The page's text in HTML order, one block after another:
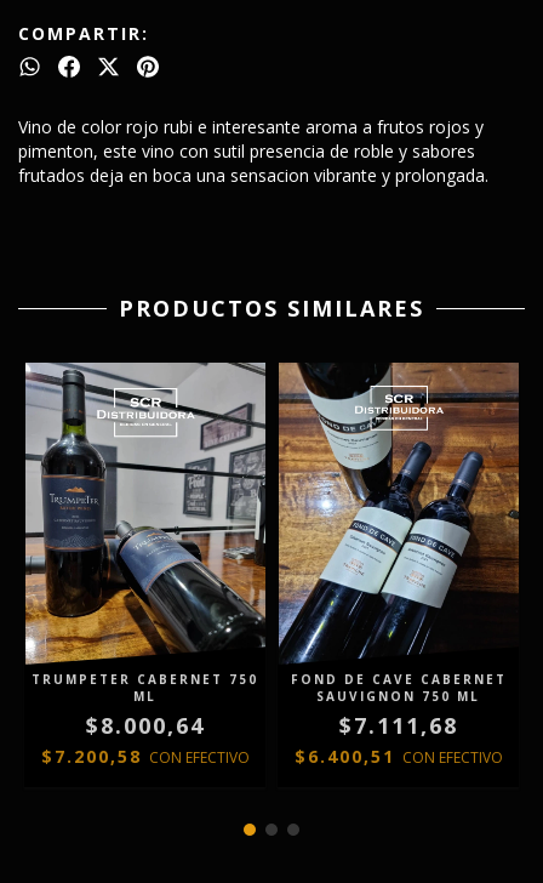
COMPARTIR:
Vino de color rojo rubi e interesante aroma a frutos rojos y
pimenton, este vino con sutil presencia de roble y sabores
frutados deja en boca una sensacion vibrante y prolongada.
PRODUCTOS SIMILARES
TRUMPETER CABERNET 750
ML
$8.000,64
$7.200,58 CON EFECTIVO
FOND DE CAVE CABERNET
SAUVIGNON 750 ML
$7.111,68
$6.400,51 CON EFECTIVO